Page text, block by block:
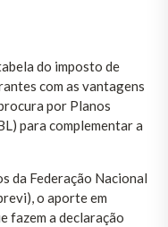
do imposto de
com as vantagens
por Planos
para complementar a
da Federação Nacional
o aporte em
fazem a declaração